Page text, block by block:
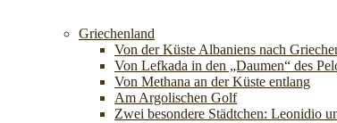
Griechenland
Von der Küste Albaniens nach
Von Lefkada in den „Daumen“ des
Von Methana an der Küste entlang
Am Argolischen Golf
Zwei besondere Städtchen: Leonidio